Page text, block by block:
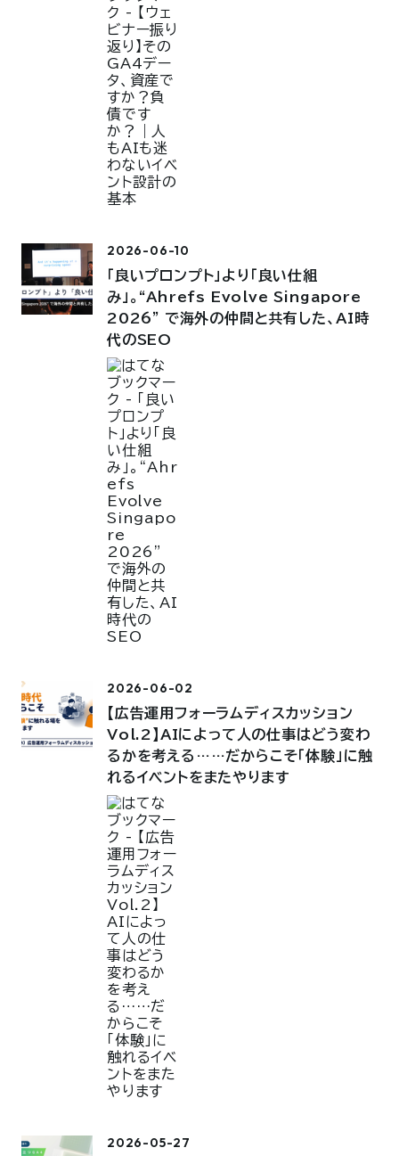
2026-06-10
「良いプロンプト」より「良い仕組
み」。“Ahrefs Evolve Singapore
2026” で海外の仲間と共有した、AI時
代のSEO
2026-06-02
【広告運用フォーラムディスカッション
Vol.2】AIによって人の仕事はどう変わ
るかを考える……だからこそ「体験」に触
れるイベントをまたやります
2026-05-27